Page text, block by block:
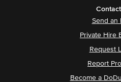
Send an
Private Hire
Request
Report
Become a